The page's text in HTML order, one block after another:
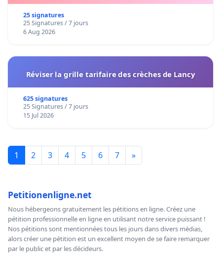
25 signatures
25 Signatures / 7 jours
6 Aug 2026
Réviser la grille tarifaire des crèches de Lancy
625 signatures
25 Signatures / 7 jours
15 Jul 2026
1 2 3 4 5 6 7 »
Petitionenligne.net
Nous hébergeons gratuitement les pétitions en ligne. Créez une
pétition professionnelle en ligne en utilisant notre service puissant !
Nos pétitions sont mentionnées tous les jours dans divers médias,
alors créer une pétition est un excellent moyen de se faire remarquer
par le public et par les décideurs.